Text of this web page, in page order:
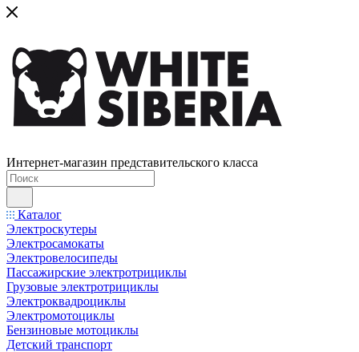
Интернет-магазин представительского класса
Каталог
Электроскутеры
Электросамокаты
Электровелосипеды
Пассажирские электротрициклы
Грузовые электротрициклы
Электроквадроциклы
Электромотоциклы
Бензиновые мотоциклы
Детский транспорт